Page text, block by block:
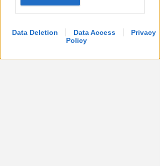
Data Deletion Data Access
Privacy
Policy